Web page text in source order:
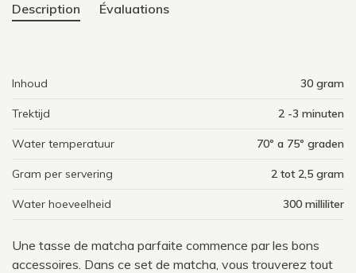
Description Évaluations
Inhoud 30 gram
Trektijd 2 -3 minuten
Water temperatuur 70º a 75º graden
Gram per servering 2 tot 2,5 gram
Water hoeveelheid 300 milliliter
Une tasse de matcha parfaite commence par les bons
accessoires. Dans ce set de matcha, vous trouverez tout